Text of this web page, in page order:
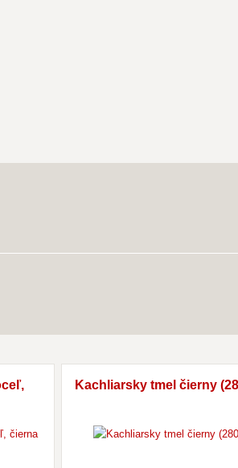
Kachliarsky tmel čierny